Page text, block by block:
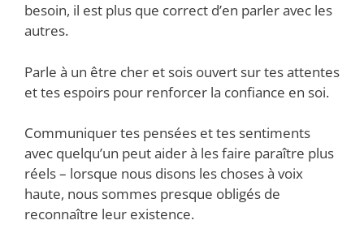
besoin, il est plus que correct d’en parler avec les
autres.
Parle à un être cher et sois ouvert sur tes attentes
et tes espoirs pour renforcer la confiance en soi.
Communiquer tes pensées et tes sentiments
avec quelqu’un peut aider à les faire paraître plus
réels – lorsque nous disons les choses à voix
haute, nous sommes presque obligés de
reconnaître leur existence.